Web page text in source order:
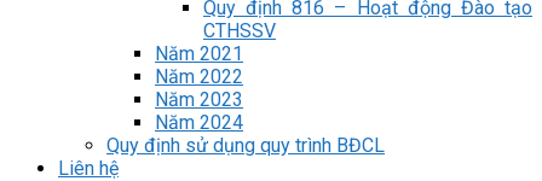
Quy định 816 – Hoạt động Đào tạo
CTHSSV
Năm 2021
Năm 2022
Năm 2023
Năm 2024
Quy định sử dụng quy trình BĐCL
Liên hệ